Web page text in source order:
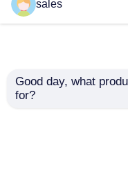
Dê boas-vindas a
Nós temos uma
campo para
sales
Good day, what
for?